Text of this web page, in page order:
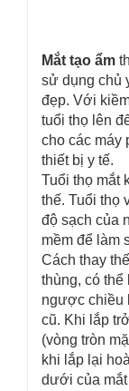
Mắt tạo ẩm
sử dụng chủ
đẹp. Với
tuổi thọ lên
cho các máy
thiết bị y tế.
Tuổi thọ mắt
thế. Tuổi thọ
độ sạch của
mềm để làm
Cách thay thế
thùng, có thể
ngược chiều
cũ. Khi lắp
(vòng tròn
khi lắp lại
dưới của